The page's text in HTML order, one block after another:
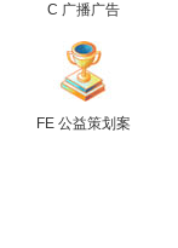
C 广播广告
FE 公益策划案